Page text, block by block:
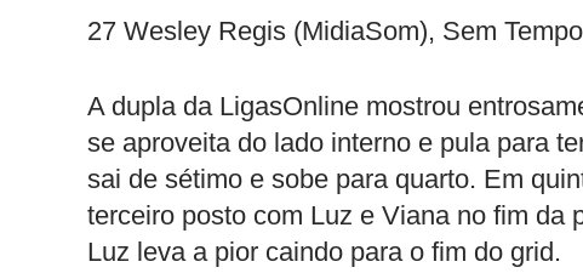
27 Wesley Regis (MidiaSom), Sem Tempo
A dupla da LigasOnline mostrou
se aproveita do lado interno e pula para
sai de sétimo e sobe para quarto. Em
terceiro posto com Luz e Viana no fim da
Luz leva a pior caindo para o fim do grid.